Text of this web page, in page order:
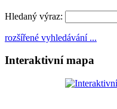
Hledaný výraz:
rozšířené vyhledávání ...
Interaktivní mapa